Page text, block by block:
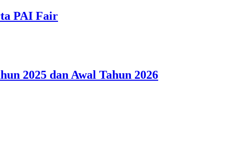
PAI Fair
2025 dan Awal Tahun 2026